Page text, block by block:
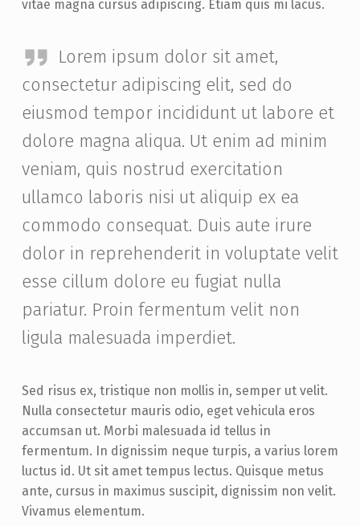
vitae magna cursus adipiscing. Etiam quis mi lacus.
Lorem ipsum dolor sit amet,
consectetur adipiscing elit, sed do
eiusmod tempor incididunt ut labore et
dolore magna aliqua. Ut enim ad minim
veniam, quis nostrud exercitation
ullamco laboris nisi ut aliquip ex ea
commodo consequat. Duis aute irure
dolor in reprehenderit in voluptate velit
esse cillum dolore eu fugiat nulla
pariatur. Proin fermentum velit non
ligula malesuada imperdiet.
Sed risus ex, tristique non mollis in, semper ut velit.
Nulla consectetur mauris odio, eget vehicula eros
accumsan ut. Morbi malesuada id tellus in
fermentum. In dignissim neque turpis, a varius lorem
luctus id. Ut sit amet tempus lectus. Quisque metus
ante, cursus in maximus suscipit, dignissim non velit.
Vivamus elementum.